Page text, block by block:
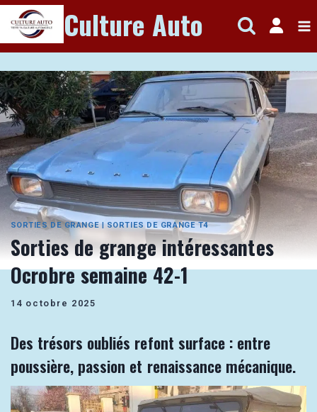
Aller
au
contenu
Culture Auto
SORTIES DE GRANGE|SORTIES DE GRANGE T4
Sorties de grange intéressantes
Ocrobre semaine 42-1
14 octobre 2025
Des trésors oubliés refont surface : entre
poussière, passion et renaissance mécanique.